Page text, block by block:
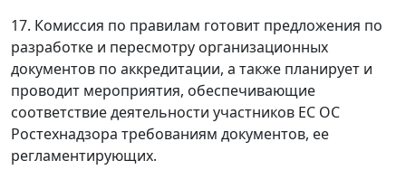
17. Комиссия по правилам готовит предложения по
разработке и пересмотру организационных
документов по аккредитации, а также планирует и
проводит мероприятия, обеспечивающие
соответствие деятельности участников ЕС ОС
Ростехнадзора требованиям документов, ее
регламентирующих.